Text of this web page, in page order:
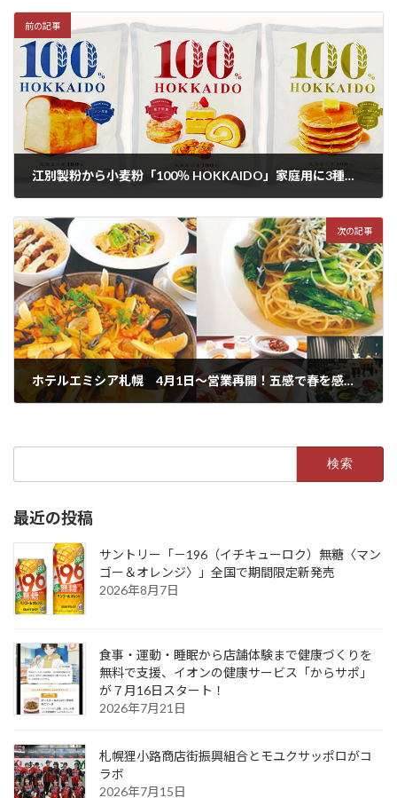
前の記事
江別製粉から小麦粉「100％ HOKKAIDO」家庭用に3種類発売中
次の記事
ホテルエミシア札幌 4月1日～営業再開！五感で春を感じる最上階「ランチビュッフェ」
最近の投稿
サントリー「－196（イチキューロク）無糖〈マン
ゴー＆オレンジ〉」全国で期間限定新発売
2026年8月7日
食事・運動・睡眠から店舗体験まで健康づくりを
無料で支援、イオンの健康サービス「からサポ」
が７月16日スタート！
2026年7月21日
札幌狸小路商店街振興組合とモユクサッポロがコ
ラボ
2026年7月15日